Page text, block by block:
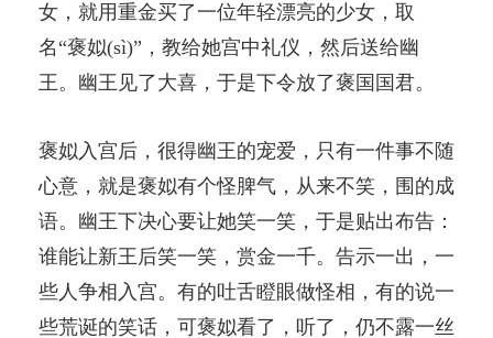
女，就用重金买了一位年轻漂亮的少女，取
名“褒姒(sì)”，教给她宫中礼仪，然后送给幽
王。幽王见了大喜，于是下令放了褒国国君。
褒姒入宫后，很得幽王的宠爱，只有一件事不随
心意，就是褒姒有个怪脾气，从来不笑，围的成
语。幽王下决心要让她笑一笑，于是贴出布告：
谁能让新王后笑一笑，赏金一千。告示一出，一
些人争相入宫。有的吐舌瞪眼做怪相，有的说一
些荒诞的笑话，可褒姒看了，听了，仍不露一丝